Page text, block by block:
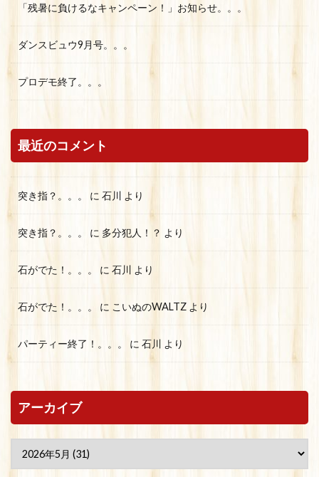
「残暑に負けるなキャンペーン！」お知らせ。。。
ダンスビュウ9月号。。。
プロデモ終了。。。
最近のコメント
突き指？。。。 に 石川 より
突き指？。。。 に 多分犯人！？ より
石がでた！。。。 に 石川 より
石がでた！。。。 に こいぬのWALTZ より
パーティー終了！。。。 に 石川 より
アーカイブ